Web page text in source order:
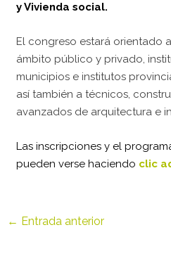
y Vivienda social.
El congreso estará orientado
ámbito público y privado,
municipios e institutos
así también a técnicos,
avanzados de arquitectura e
Las inscripciones y el
pueden verse haciendo clic
← Entrada anterior